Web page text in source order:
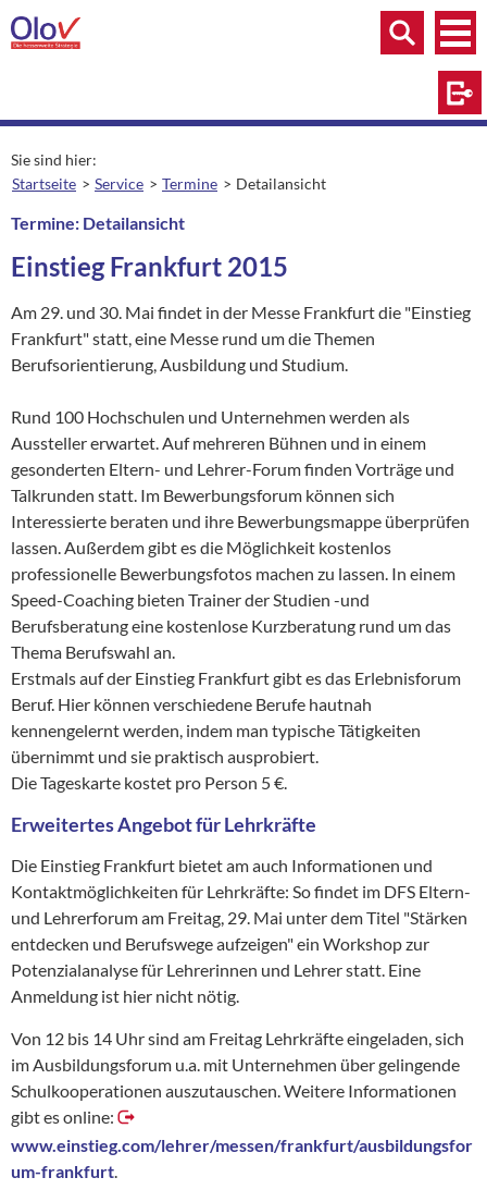
Zum Inhalt springen
Menü
Menü
Suche
Sie sind hier:
Startseite
Service Termine aktuelle Seite:
Detailansicht
Termine: Detailansicht
Einstieg Frankfurt 2015
Am 29. und 30. Mai findet in der Messe Frankfurt die "Einstieg
Frankfurt" statt, eine Messe rund um die Themen
Berufsorientierung, Ausbildung und Studium.
Rund 100 Hochschulen und Unternehmen werden als
Aussteller erwartet. Auf mehreren Bühnen und in einem
gesonderten Eltern- und Lehrer-Forum finden Vorträge und
Talkrunden statt. Im Bewerbungsforum können sich
Interessierte beraten und ihre Bewerbungsmappe überprüfen
lassen. Außerdem gibt es die Möglichkeit kostenlos
professionelle Bewerbungsfotos machen zu lassen. In einem
Speed-Coaching bieten Trainer der Studien -und
Berufsberatung eine kostenlose Kurzberatung rund um das
Thema Berufswahl an.
Erstmals auf der Einstieg Frankfurt gibt es das Erlebnisforum
Beruf. Hier können verschiedene Berufe hautnah
kennengelernt werden, indem man typische Tätigkeiten
übernimmt und sie praktisch ausprobiert.
Die Tageskarte kostet pro Person 5 €.
Erweitertes Angebot für Lehrkräfte
Die Einstieg Frankfurt bietet am auch Informationen und
Kontaktmöglichkeiten für Lehrkräfte: So findet im DFS Eltern-
und Lehrerforum am Freitag, 29. Mai unter dem Titel "Stärken
entdecken und Berufswege aufzeigen" ein Workshop zur
Potenzialanalyse für Lehrerinnen und Lehrer statt. Eine
Anmeldung ist hier nicht nötig.
Von 12 bis 14 Uhr sind am Freitag Lehrkräfte eingeladen, sich
im Ausbildungsforum u.a. mit Unternehmen über gelingende
Schulkooperationen auszutauschen. Weitere Informationen
gibt es online:
www.einstieg.com/lehrer/messen/frankfurt/ausbildungsfor
um-frankfurt.